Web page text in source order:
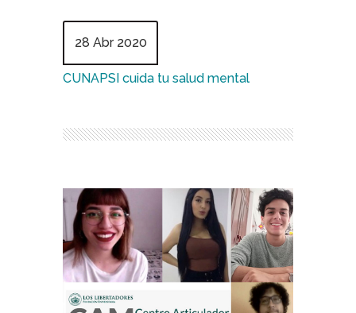
28 Abr 2020
CUNAPSI cuida tu salud mental